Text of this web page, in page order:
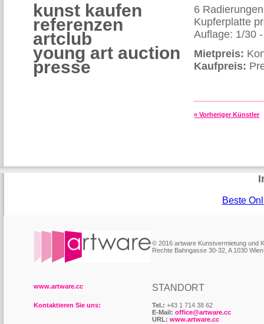
kunst kaufen
referenzen
artclub
young art auction
presse
6
Kupferplatte
Auflage: 1/30
Mietpreis:
Kaufpreis:
« Vorheriger Künstler
Beste
© 2016 artware Kunstvermietung und
Rechte Bahngasse 30-32, A 1030 Wien
www.artware.cc STANDORT
Kontaktieren Sie uns: Tel.: +43 1 714 38 62
E-Mail: office@artware.cc
URL: www.artware.cc